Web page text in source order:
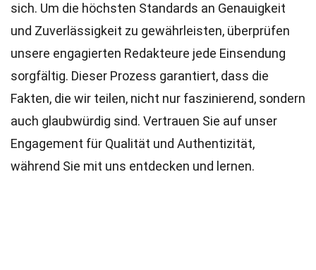
sich. Um die höchsten Standards an Genauigkeit
und Zuverlässigkeit zu gewährleisten, überprüfen
unsere engagierten Redakteure jede Einsendung
sorgfältig. Dieser Prozess garantiert, dass die
Fakten, die wir teilen, nicht nur faszinierend, sondern
auch glaubwürdig sind. Vertrauen Sie auf unser
Engagement für Qualität und Authentizität,
während Sie mit uns entdecken und lernen.